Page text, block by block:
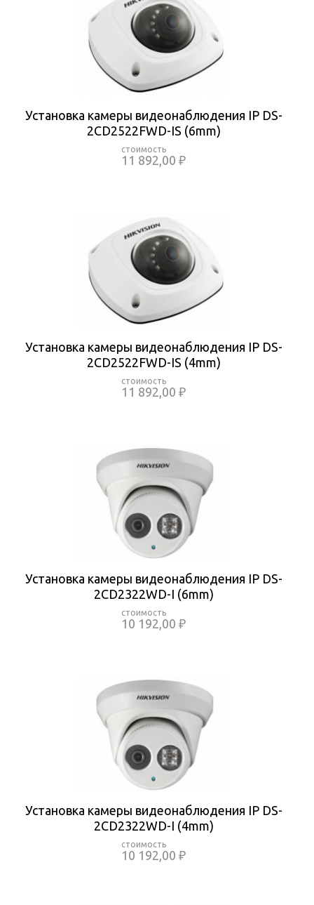
Установка камеры видеонаблюдения IP DS-
2CD2522FWD-IS (6mm)
11 892,00 ₽
Установка камеры видеонаблюдения IP DS-
2CD2522FWD-IS (4mm)
11 892,00 ₽
Установка камеры видеонаблюдения IP DS-
2CD2322WD-I (6mm)
10 192,00 ₽
Установка камеры видеонаблюдения IP DS-
2CD2322WD-I (4mm)
10 192,00 ₽